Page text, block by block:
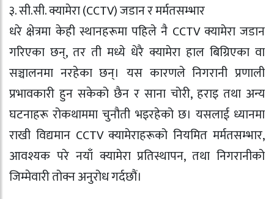
३. सी.सी. क्यामेरा (CCTV) जडान र मर्मतसम्भार
धरे क्षेत्रमा केही स्थानहरूमा पहिले नै CCTV क्यामेरा जडान
गरिएका छन्, तर ती मध्ये धेरै क्यामेरा हाल बिग्रिएका वा
सञ्चालनमा नरहेका छन्। यस कारणले निगरानी प्रणाली
प्रभावकारी हुन सकेको छैन र साना चोरी, हराइ तथा अन्य
घटनाहरू रोकथाममा चुनौती भइरहेको छ। यसलाई ध्यानमा
राखी विद्यमान CCTV क्यामेराहरूको नियमित मर्मतसम्भार,
आवश्यक परे नयाँ क्यामेरा प्रतिस्थापन, तथा निगरानीको
जिम्मेवारी तोक्न अनुरोध गर्दछौं।